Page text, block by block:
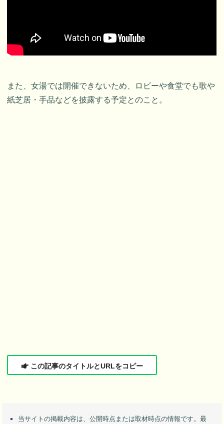
また、女湯では開催できないため、ロビーや食堂でも歌や
紙芝居・手品などを披露する予定とのこと。
この記事のタイトルとURLをコピー
当サイトの掲載内容は、公開時点または取材時点の情報です。最